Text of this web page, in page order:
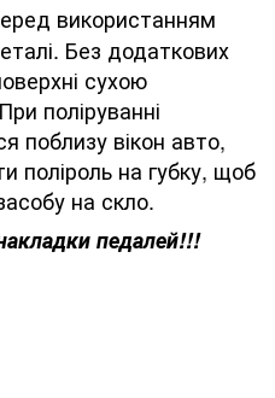
використанням
Без додаткових
сухою
поліруванні
поблизу вікон авто,
поліроль на губку, щоб
на скло.
педалей!!!